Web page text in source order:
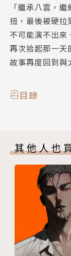
「繼承八雲，
扭，最後被硬拉
不可能演不出來
再次拾起那一
故事再度回到
目錄
其他人也